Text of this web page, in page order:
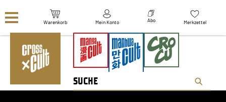
Warenkorb Mein Konto Abo Merkzettel